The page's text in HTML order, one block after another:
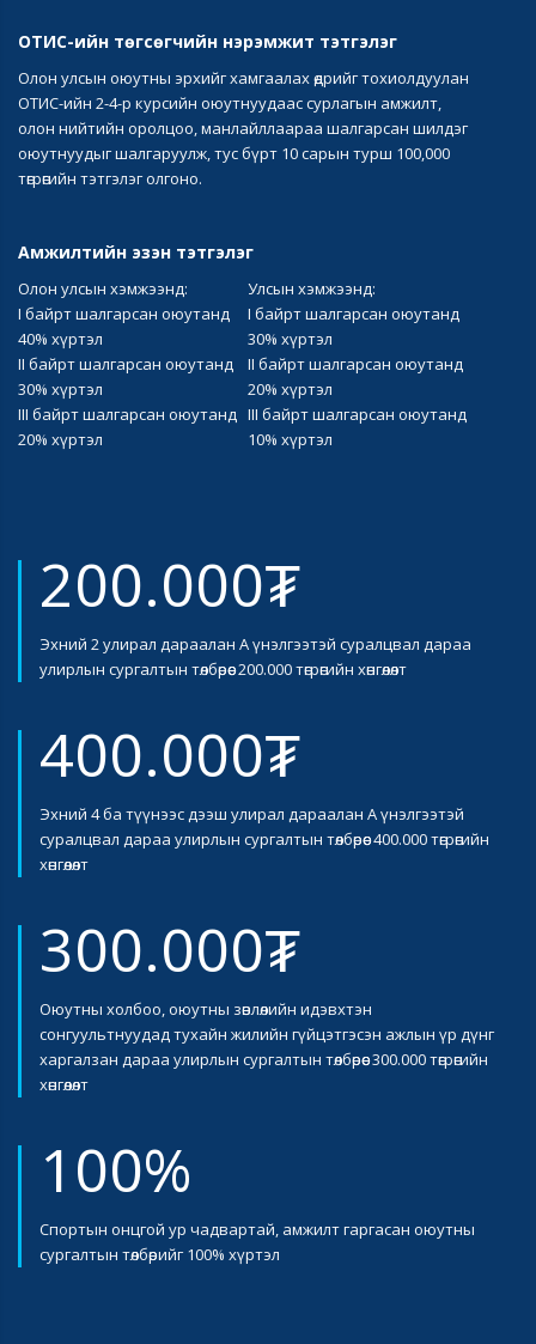
ОТИС-ийн төгсөгчийн нэрэмжит тэтгэлэг
Олон улсын оюутны эрхийг хамгаалах өдрийг тохиолдуулан
ОТИС-ийн 2-4-р курсийн оюутнуудаас сурлагын амжилт,
олон нийтийн оролцоо, манлайллаараа шалгарсан шилдэг
оюутнуудыг шалгаруулж, тус бүрт 10 сарын турш 100,000
төгрөгийн тэтгэлэг олгоно.
Амжилтийн эзэн тэтгэлэг
Олон улсын хэмжээнд:
I байрт шалгарсан оюутанд
40% хүртэл
II байрт шалгарсан оюутанд
30% хүртэл
III байрт шалгарсан оюутанд
20% хүртэл
Улсын хэмжээнд:
I байрт шалгарсан оюутанд
30% хүртэл
II байрт шалгарсан оюутанд
20% хүртэл
III байрт шалгарсан оюутанд
10% хүртэл
200.000₮
Эхний 2 улирал дараалан А үнэлгээтэй суралцвал дараа
улирлын сургалтын төлбөрөөс 200.000 төгрөгийн хөнгөлөлт
400.000₮
Эхний 4 ба түүнээс дээш улирал дараалан А үнэлгээтэй
суралцвал дараа улирлын сургалтын төлбөрөөс 400.000 төгрөгийн
хөнгөлөлт
300.000₮
Оюутны холбоо, оюутны зөвлөлийн идэвхтэн
сонгуультнуудад тухайн жилийн гүйцэтгэсэн ажлын үр дүнг
харгалзан дараа улирлын сургалтын төлбөрөөс 300.000 төгрөгийн
хөнгөлөлт
100%
Спортын онцгой ур чадвартай, амжилт гаргасан оюутны
сургалтын төлбөрийг 100% хүртэл